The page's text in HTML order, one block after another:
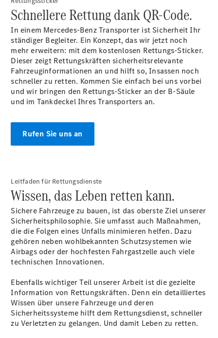
Übersicht
Transporter
Highlights
Leasing
Privatkunden
Leasing
Gewerbekunden
Finanzierung
Privatkunden
Finanzierung
Mercedes-
Benz
Sprinter
Kastenwagen
eSprinter
- elektrisch
Sprinter
Tourer
Sprinter
Pritschenfahrzeug
Schnellere Rettung dank QR-Code.
In einem Mercedes-Benz Transporter ist Sicherheit Ihr
ständiger Begleiter. Ein Konzept, das wir jetzt noch
mehr erweitern: mit dem kostenlosen Rettungs-Sticker.
Dieser zeigt Rettungskräften sicherheitsrelevante
Fahrzeuginformationen an und hilft so, Insassen noch
schneller zu retten. Kommen Sie einfach bei uns vorbei
und wir bringen den Rettungs-Sticker an der B-Säule
und im Tankdeckel Ihres Transporters an.
Rufen Sie uns an
Leitfaden für Rettungsdienste
Wissen, das Leben retten kann.
Sichere Fahrzeuge zu bauen, ist das oberste Ziel unserer
Sicherheitsphilosophie. Sie umfasst auch Maßnahmen,
die die Folgen eines Unfalls minimieren helfen. Dazu
gehören neben wohlbekannten Schutzsystemen wie
Airbags oder der hochfesten Fahrgastzelle auch viele
technischen Innovationen.
Ebenfalls wichtiger Teil unserer Arbeit ist die gezielte
Information von Rettungskräften. Denn ein detailliertes
Wissen über unsere Fahrzeuge und deren
Sicherheitssysteme hilft dem Rettungsdienst, schneller
zu Verletzten zu gelangen. Und damit Leben zu retten.